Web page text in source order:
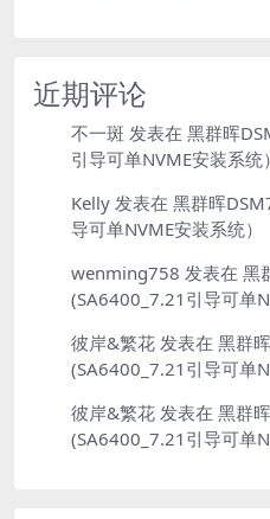
近期评论
不一斑 发表在 黑群晖
引导可单NVME安装系统）
Kelly 发表在 黑群晖
导可单NVME安装系统）
wenming758 发表在 黑
(SA6400_7.21引导可单
彼岸&繁花 发表在 黑群
(SA6400_7.21引导可单
彼岸&繁花 发表在 黑群
(SA6400_7.21引导可单